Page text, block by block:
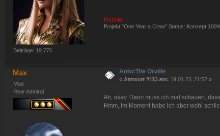
Beiträge: 19.775
Portfolio
Projekt "One Year a Crew" Status: Konzept
Max
Mod
Rear Admiral
Antw:The Orville
« Antwort #113 am: 19.01.23, 21:52 »
Ah, okay. Dann muss ich mal schauen,
Hmm, im Moment habe ich aber wohl